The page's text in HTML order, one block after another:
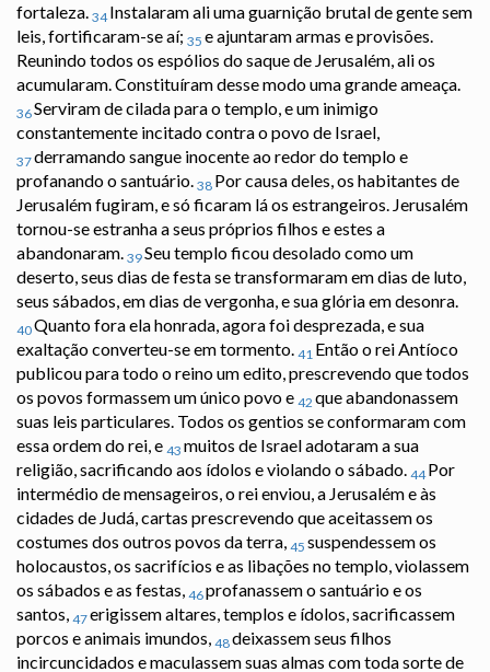
fortaleza. 34 Instalaram ali uma guarnição brutal de gente sem
leis, fortificaram-se aí; 35 e ajuntaram armas e provisões.
Reunindo todos os espólios do saque de Jerusalém, ali os
acumularam. Constituíram desse modo uma grande ameaça.
36Serviram de cilada para o templo, e um inimigo
constantemente incitado contra o povo de Israel,
37derramando sangue inocente ao redor do templo e
profanando o santuário. 38 Por causa deles, os habitantes de
Jerusalém fugiram, e só ficaram lá os estrangeiros. Jerusalém
tornou-se estranha a seus próprios filhos e estes a
abandonaram. 39Seu templo ficou desolado como um
deserto, seus dias de festa se transformaram em dias de luto,
seus sábados, em dias de vergonha, e sua glória em desonra.
40Quanto fora ela honrada, agora foi desprezada, e sua
exaltação converteu-se em tormento. 41 Então o rei Antíoco
publicou para todo o reino um edito, prescrevendo que todos
os povos formassem um único povo e 42 que abandonassem
suas leis particulares. Todos os gentios se conformaram com
essa ordem do rei, e 43 muitos de Israel adotaram a sua
religião, sacrificando aos ídolos e violando o sábado. 44 Por
intermédio de mensageiros, o rei enviou, a Jerusalém e às
cidades de Judá, cartas prescrevendo que aceitassem os
costumes dos outros povos da terra, 45 suspendessem os
holocaustos, os sacrifícios e as libações no templo, violassem
os sábados e as festas, 46profanassem o santuário e os
santos, 47erigissem altares, templos e ídolos, sacrificassem
porcos e animais imundos, 48deixassem seus filhos
incircuncidados e maculassem suas almas com toda sorte de